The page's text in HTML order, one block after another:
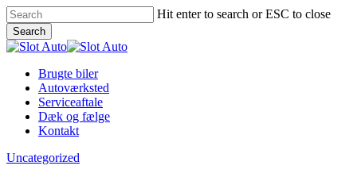
Skip
to
main
content
Hit enter to search or ESC to close
Search
Close
Menu
Brugte biler
Autoværksted
Serviceaftale
Dæk og fælge
Kontakt
Uncategorized